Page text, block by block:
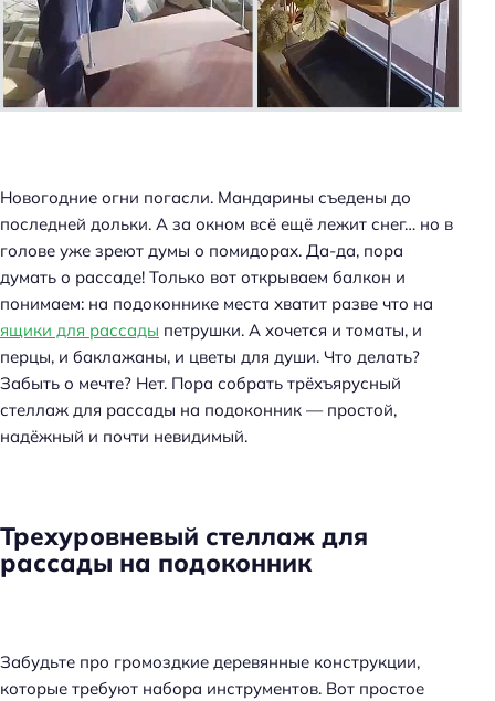
Новогодние огни погасли. Мандарины съедены до
последней дольки. А за окном всё ещё лежит снег… но в
голове уже зреют думы о помидорах. Да-да, пора
думать о рассаде! Только вот открываем балкон и
понимаем: на подоконнике места хватит разве что на
ящики для рассады петрушки. А хочется и томаты, и
перцы, и баклажаны, и цветы для души. Что делать?
Забыть о мечте? Нет. Пора собрать трёхъярусный
стеллаж для рассады на подоконник — простой,
надёжный и почти невидимый.
Трехуровневый стеллаж для
рассады на подоконник
Забудьте про громоздкие деревянные конструкции,
которые требуют набора инструментов. Вот простое